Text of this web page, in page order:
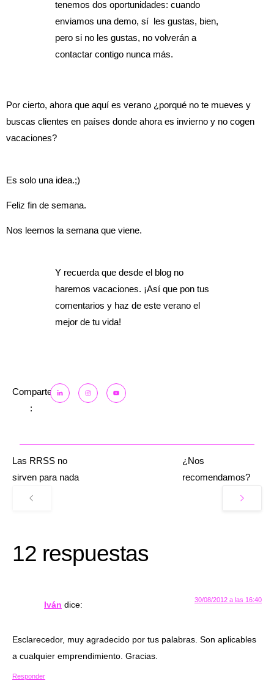
tenemos dos oportunidades: cuando
enviamos una demo, sí les gustas, bien,
pero si no les gustas, no volverán a
contactar contigo nunca más.
Por cierto, ahora que aquí es verano ¿porqué no te mueves y
buscas clientes en países donde ahora es invierno y no cogen
vacaciones?
Es solo una idea.;)
Feliz fin de semana.
Nos leemos la semana que viene.
Y recuerda que desde el blog no
haremos vacaciones. ¡Así que pon tus
comentarios y haz de este verano el
mejor de tu vida!
Comparte
:
Las RRSS no
sirven para nada
¿Nos
recomendamos?
12 respuestas
Iván dice:
30/08/2012 a las 16:40
Esclarecedor, muy agradecido por tus palabras. Son aplicables
a cualquier emprendimiento. Gracias.
Responder